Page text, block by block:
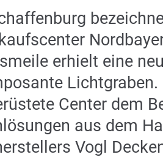
erhielt eine
Lichtgraben.
Center dem
aus dem
Vogl